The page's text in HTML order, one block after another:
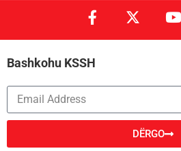
Bashkohu KSSH
DËRGO